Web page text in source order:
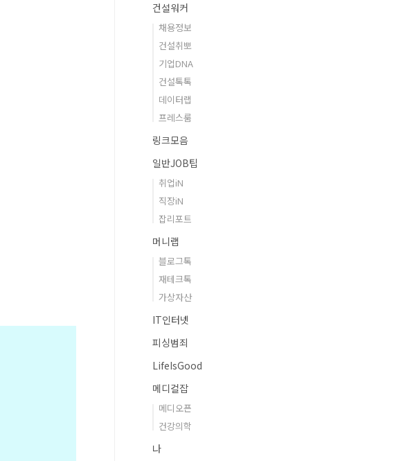
건설워커
채용정보
건설취뽀
기업DNA
건설톡톡
데이터랩
프레스룸
링크모음
일반JOB팁
취업iN
직장iN
잡리포트
머니랩
블로그톡
재테크톡
가상자산
IT인터넷
피싱범죄
LifeIsGood
메디컬잡
메디오픈
건강의학
나